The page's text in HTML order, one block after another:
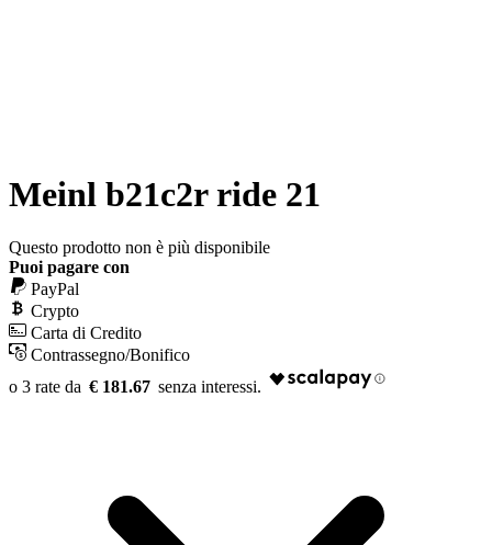
Meinl b21c2r ride 21
Questo prodotto non è più disponibile
Puoi pagare con
PayPal
Crypto
Carta di Credito
Contrassegno/Bonifico
€ 181.67